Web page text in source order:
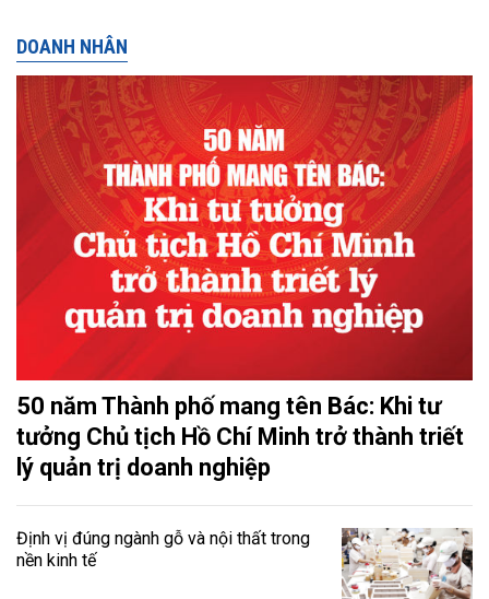
DOANH NHÂN
50 năm Thành phố mang tên Bác: Khi tư
tưởng Chủ tịch Hồ Chí Minh trở thành triết
lý quản trị doanh nghiệp
Định vị đúng ngành gỗ và nội thất trong
nền kinh tế